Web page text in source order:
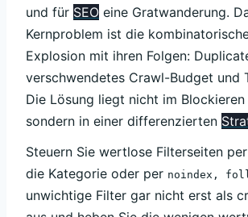
und für SEO eine Gratwanderung.
Kernproblem ist die
Explosion mit ihren Folgen:
verschwendetes Crawl-Budget und
Die Lösung liegt nicht im Blockieren
sondern in einer differenzierten
Steuern Sie wertlose Filterseiten
die Kategorie oder per noindex,
unwichtige Filter gar nicht erst als